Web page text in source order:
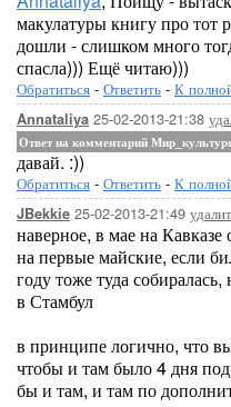
макулатуры книгу про тот
дошли - слишком много
спасла))) Ещё читаю)))
Обратиться - Ответить - К
Annataliya 25-02-2013-21:38
Ответ на комментарий
давай. :))
Обратиться - Ответить - К
JBekkie 25-02-2013-21:49
наверное, в мае на
на первые майские, если
году тоже туда
в Стамбул
в принципе логично, что
чтобы и там было 4 дня
бы и там, и там по